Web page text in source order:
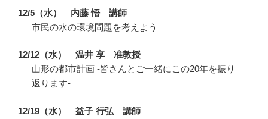
12/5（水） 内藤 悟 講師
市民の水の環境問題を考えよう
12/12（水） 温井 享 准教授
山形の都市計画 -皆さんとご一緒にこの20年を振り
返ります-
12/19（水） 益子 行弘 講師